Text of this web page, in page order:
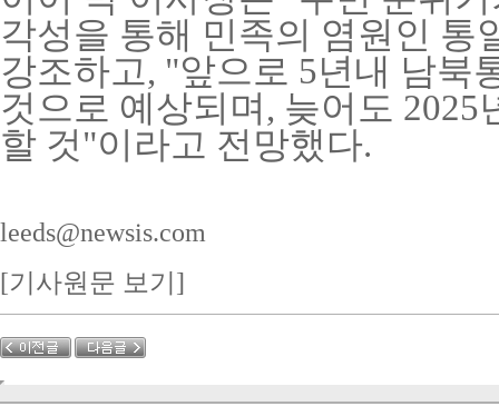
각성을 통해 민족의 염원인 통
강조하고, "앞으로 5년내 남북
것으로 예상되며, 늦어도
할 것"이라고 전망했다.
leeds@newsis.com
[기사원문 보기]